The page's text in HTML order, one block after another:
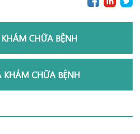
CHỮA BỆNH
KHÁM CHỮA BỆNH